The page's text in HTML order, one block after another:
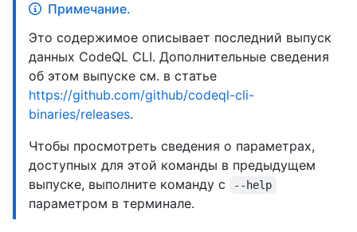
Примечание.
Это содержимое описывает последний выпуск
данных CodeQL CLI. Дополнительные сведения
об этом выпуске см. в статье
https://github.com/github/codeql-cli-
binaries/releases.
Чтобы просмотреть сведения о параметрах,
доступных для этой команды в предыдущем
выпуске, выполните команду с
--help
параметром в терминале.